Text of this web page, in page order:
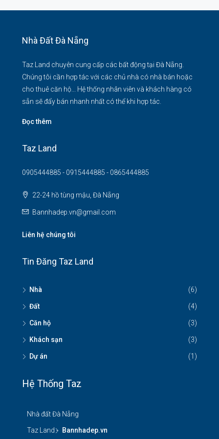
Nhà Đất Đà Nẵng
Taz Land chuyên cung cấp các bất động tại Đà Nẵng.
Chúng tôi cần hợp tác với các chủ nhà có nhà bán hoặc
cho thuê căn hộ... Hệ thống nhân viên và khách hàng có
sẵn sẽ đẩy bán nhanh nhất có thể khi hợp tác.
Đọc thêm
Taz Land
0905444885 - 0915444885 - 0865444885
22-24 hồ tùng mậu, Đà Nẵng
Bannhadep.vn@gmail.com
Liên hệ chúng tôi
Tin Đăng Taz Land
Nhà (6)
Đất (4)
Căn hộ (3)
Khách sạn (3)
Dự án (1)
Hệ Thống Taz
Nhà đất Đà Nẵng
Taz Land - Bannhadep.vn